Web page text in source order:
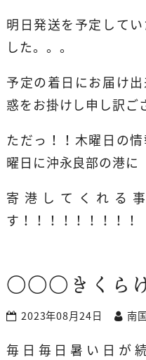
明日発送を予定して
した。。。
予定の着日にお届け
惑をお掛けし申し訳ご
ただっ！！木曜日の
曜日に沖永良部の港に
寄港してくれる
す！！！！！！！！！
〇〇〇きくら
2023年08月24日 南
毎日毎日暑い日が